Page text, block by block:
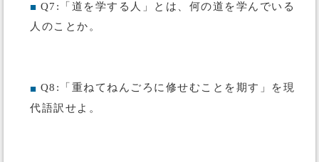
■ Q7:「道を学する人」とは、何の道を学んでいる
人のことか。
■ Q8:「重ねてねんごろに修せむことを期す」を現
代語訳せよ。